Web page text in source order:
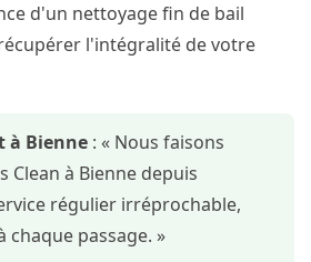
d'un nettoyage fin de bail
l'intégralité de votre
à Bienne : « Nous faisons
Clean à Bienne depuis
régulier irréprochable,
chaque passage. »